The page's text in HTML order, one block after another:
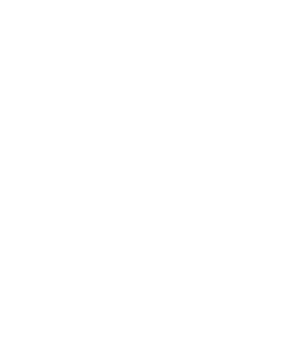
리스마스 방학) 와 비가 올 때 더 긴